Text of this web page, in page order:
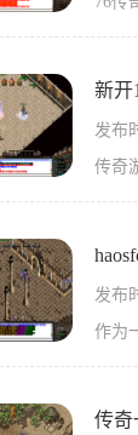
新开
发布
发布
传奇